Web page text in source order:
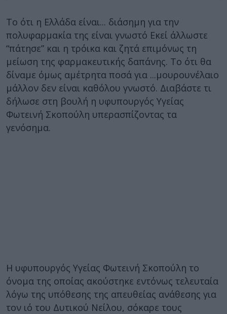
Το ότι η Ελλάδα είναι... διάσημη για την
πολυφαρμακία της είναι γνωστό Εκεί άλλωστε
“πάτησε” και η τρόικα και ζητά επιμόνως τη
μείωση της φαρμακευτικής δαπάνης. Το ότι θα
δίναμε όμως αμέτρητα ποσά για ...μουρουνέλαιο
μάλλον δεν είναι καθόλου γνωστό. Διαβάστε τι
δήλωσε στη βουλή η υφυπουργός Υγείας
Φωτεινή Σκοπούλη υπερασπίζοντας τα
γενόσημα.
Η υφυπουργός Υγείας Φωτεινή Σκοπούλη το
όνομα της οποίας ακούστηκε εντόνως τελευταία
λόγω της υπόθεσης της απευθείας ανάθεσης για
τον ιό του Δυτικού Νείλου, σόκαρε τους